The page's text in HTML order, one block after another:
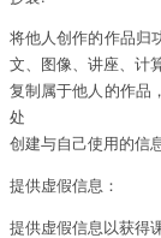
将他人创作的作品归
文、图像、讲座、计
复制属于他人的作品
处
创建与自己使用的信
提供虚假信息：
提供虚假信息以获得